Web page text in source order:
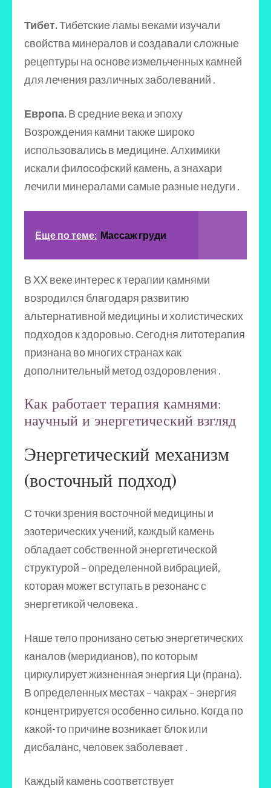
Тибет.Тибетские ламы веками изучали
свойства минералов и создавали сложные
рецептуры на основе измельченных камней
для лечения различных заболеваний .
Европа.В средние века и эпоху
Возрождения камни также широко
использовались в медицине. Алхимики
искали философский камень, а знахари
лечили минералами самые разные недуги .
Еще по теме: Массаж груди
В XX веке интерес к терапии камнями
возродился благодаря развитию
альтернативной медицины и холистических
подходов к здоровью. Сегодня литотерапия
признана во многих странах как
дополнительный метод оздоровления .
Как работает терапия камнями:
научный и энергетический взгляд
Энергетический механизм
(восточный подход)
С точки зрения восточной медицины и
эзотерических учений, каждый камень
обладает собственной энергетической
структурой – определенной вибрацией,
которая может вступать в резонанс с
энергетикой человека .
Наше тело пронизано сетью энергетических
каналов (меридианов), по которым
циркулирует жизненная энергия Ци (прана).
В определенных местах – чакрах – энергия
концентрируется особенно сильно. Когда по
какой-то причине возникает блок или
дисбаланс, человек заболевает .
Каждый камень соответствует